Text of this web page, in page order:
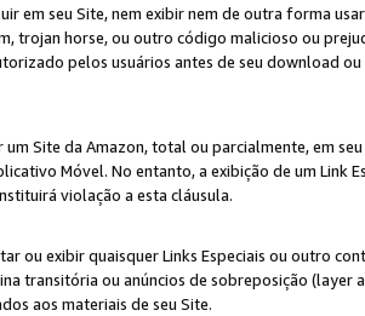
em seu Site, nem exibir nem de outra forma
trojan horse, ou outro código malicioso ou
pelos usuários antes de seu download
um Site da Amazon, total ou parcialmente, em
Móvel. No entanto, a exibição de um Link
violação a esta cláusula.
ou exibir quaisquer Links Especiais ou outro
transitória ou anúncios de sobreposição
aos materiais de seu Site.